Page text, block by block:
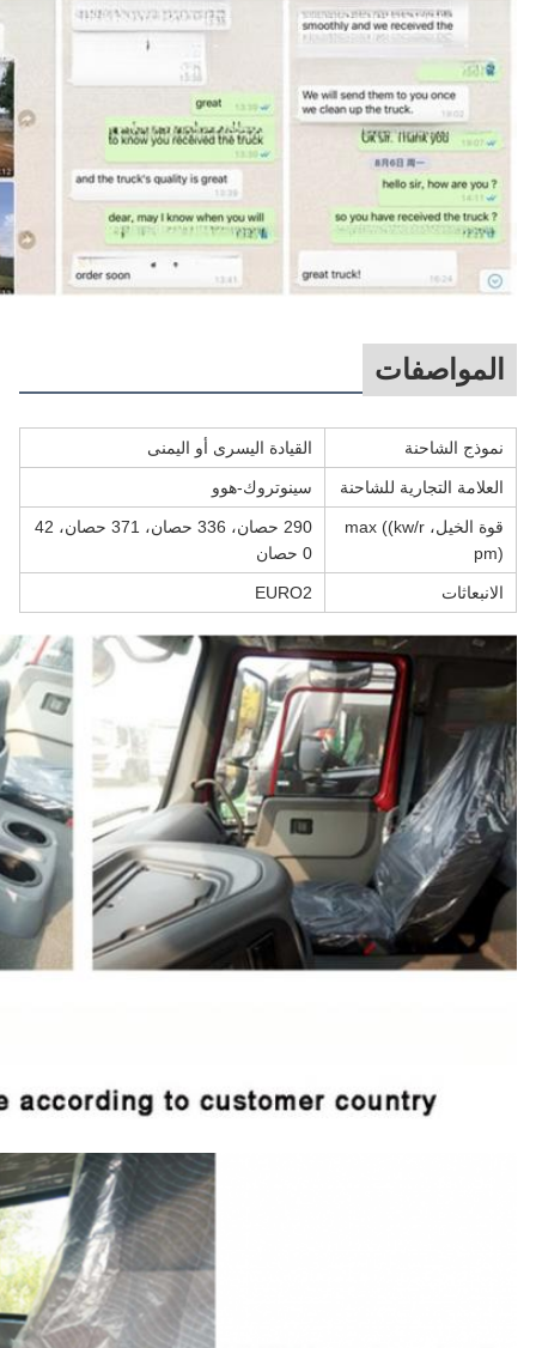
المواصفات
نموذج الشاحنة القيادة اليسرى أو اليمنى
العلامة التجارية للشاحنة سينوتروك-هوو
قوة الخيل، max ((kw/r
pm)
290 حصان، 336 حصان، 371 حصان، 42
0 حصان
الانبعاثات EURO2